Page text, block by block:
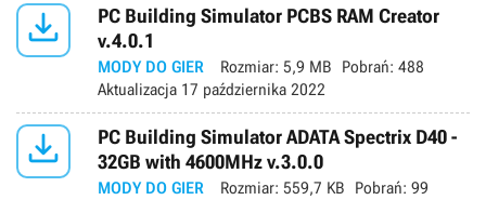

PC Building Simulator PCBS RAM Creator
v.4.0.1
MODY DO GIER Rozmiar: 5,9 MB Pobrań: 488
Aktualizacja 17 października 2022

PC Building Simulator ADATA Spectrix D40 -
32GB with 4600MHz v.3.0.0
MODY DO GIER Rozmiar: 559,7 KB Pobrań: 99